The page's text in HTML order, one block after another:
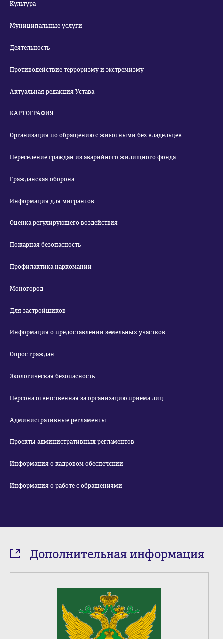
Культура
Муниципальные услуги
Деятельность
Противодействие терроризму и экстремизму
Актуальная редакция Устава
КАРТОГРАФИЯ
Организация по обращению с животными без владельцев
Переселение граждан из аварийного жилищного фонда
Гражданская оборона
Информация для мигрантов
Оценка регулирующего воздействия
Пожарная безопасность
Профилактика наркомании
Моногород
Для застройщиков
Информация о предоставлении земельных участков
Опрос граждан
Экологическая безопасность
Персона ответственная за организацию приема лиц
Административные регламенты
Проекты административных регламентов
Информация о кадровом обеспечении
Информация о работе с обращениями
Дополнительная информация